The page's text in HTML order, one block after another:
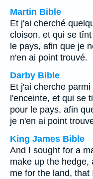
Martin Bible
Et j'ai cherché
cloison, et qui se
le pays, afin que je
n'en ai point trouvé.
Darby Bible
Et j'ai cherche
l'enceinte, et qui se
pour le pays, afin
je n'en ai point
King James Bible
And I sought for a
make up the hedge,
me for the land,